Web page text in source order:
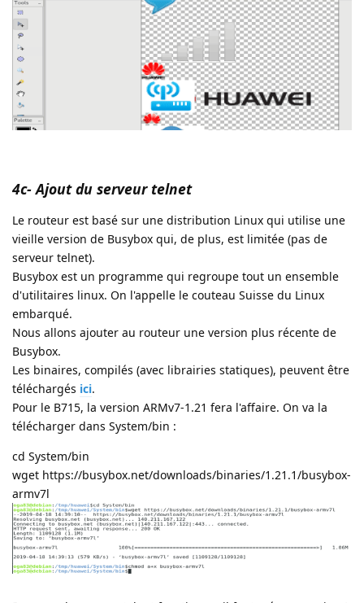
4c- Ajout du serveur telnet
Le routeur est basé sur une distribution Linux qui utilise une
vieille version de Busybox qui, de plus, est limitée (pas de
serveur telnet).
Busybox est un programme qui regroupe tout un ensemble
d'utilitaires linux. On l'appelle le couteau Suisse du Linux
embarqué.
Nous allons ajouter au routeur une version plus récente de
Busybox.
Les binaires, compilés (avec librairies statiques), peuvent être
téléchargés ici.
Pour le B715, la version ARMv7-1.21 fera l'affaire. On va la
télécharger dans System/bin :
cd System/bin
wget https://busybox.net/downloads/binaries/1.21.1/busybox-
armv7l